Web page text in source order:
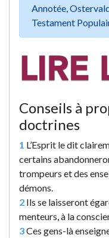
Annotée,
Testament
Conseils à
doctrines
1 L’Esprit le dit
certains
trompeurs et des
démons.
2 Ils se laisseront
menteurs, à la
3Ces gens-là